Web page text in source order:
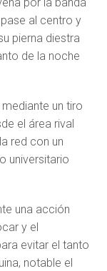
por la banda
al centro y
pierna diestra
de la noche
un tiro
el área rival
red con un
universitario
una acción
y el
evitar el tanto
notable el